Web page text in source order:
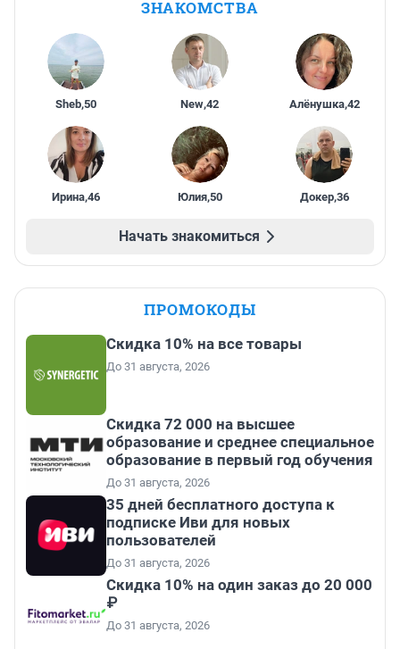
ЗНАКОМСТВА
Sheb,50 New,42 Алёнушка,42
Ирина,46 Юлия,50 Докер,36
Начать знакомиться
ПРОМОКОДЫ
Скидка 10% на все товары
До 31 августа, 2026
Скидка 72 000 на высшее
образование и среднее специальное
образование в первый год обучения
До 31 августа, 2026
35 дней бесплатного доступа к
подписке Иви для новых
пользователей
До 31 августа, 2026
Скидка 10% на один заказ до 20 000
₽
До 31 августа, 2026